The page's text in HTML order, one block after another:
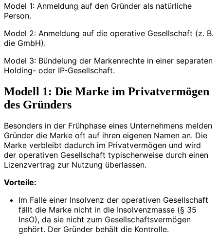
Model 1: Anmeldung auf den Gründer als natürliche
Person.
Model 2: Anmeldung auf die operative Gesellschaft (z. B.
die GmbH).
Model 3: Bündelung der Markenrechte in einer separaten
Holding- oder IP-Gesellschaft.
Modell 1: Die Marke im Privatvermögen
des Gründers
Besonders in der Frühphase eines Unternehmens melden
Gründer die Marke oft auf ihren eigenen Namen an. Die
Marke verbleibt dadurch im Privatvermögen und wird
der operativen Gesellschaft typischerweise durch einen
Lizenzvertrag zur Nutzung überlassen.
Vorteile:
Im Falle einer Insolvenz der operativen Gesellschaft
fällt die Marke nicht in die Insolvenzmasse (§ 35
InsO), da sie nicht zum Gesellschaftsvermögen
gehört. Der Gründer behält die Kontrolle.